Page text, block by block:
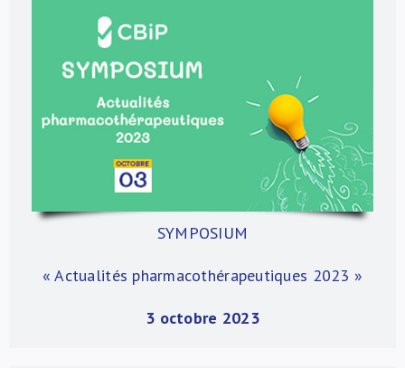
SYMPOSIUM
« Actualités pharmacothérapeutiques 2023 »
3 octobre 2023